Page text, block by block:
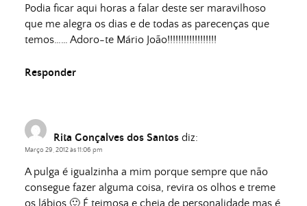
Podia ficar aqui horas a falar deste ser maravilhoso
que me alegra os dias e de todas as parecenças que
temos…… Adoro-te Mário João!!!!!!!!!!!!!!!!!!
Responder
Rita Gonçalves dos Santos diz:
Março 29, 2012 às 11:06 pm
A pulga é igualzinha a mim porque sempre que não
consegue fazer alguma coisa, revira os olhos e treme